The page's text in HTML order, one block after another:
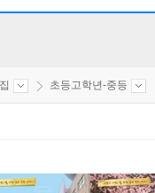
초등고학년-중등